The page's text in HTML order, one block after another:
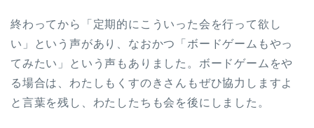
終わってから「定期的にこういった会を行って欲し
い」という声があり、なおかつ「ボードゲームもやっ
てみたい」という声もありました。ボードゲームをや
る場合は、わたしもくすのきさんもぜひ協力しますよ
と言葉を残し、わたしたちも会を後にしました。